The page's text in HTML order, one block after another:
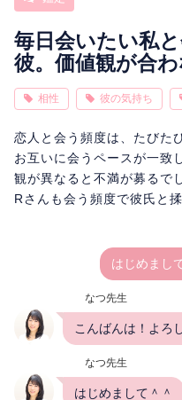
相性
毎日会いたい私
彼。価値観が合
相性 彼の気持ち
恋人と会う頻度は、たびた
お互いに会うペースが一致
観が異なると不満が募るで
Rさんも会う頻度で彼氏と
はじめまし
なつ先生
こんばんは！よろ
なつ先生
はじめまして＾＾